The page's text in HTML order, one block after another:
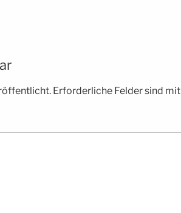
Erforderliche Felder sind mit